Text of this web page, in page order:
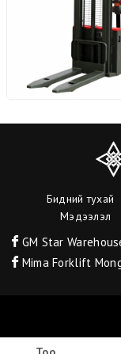
Бидний тухай
Мэдээлэл
GM Star
Mima Forklift